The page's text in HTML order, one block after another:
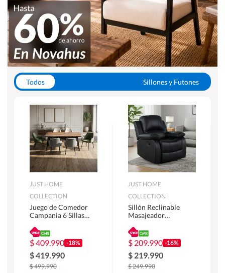
Todos
Sillones y Futones
Escritorios y Sillas PC
Racks y Muebles TV
Alfombras
JUST HOME
COLLECTION
Juego de Comedor
Campania 6 Sillas
180 x 90 x 76 cm
Café
$409.990 -18%
$419.990
$499.990
JUST HOME
COLLECTION
Sillón Reclinable
Masajeador
Atlanta 91x101x94
cm Negro
$ 209.990 -16%
$ 219.990
$249.990